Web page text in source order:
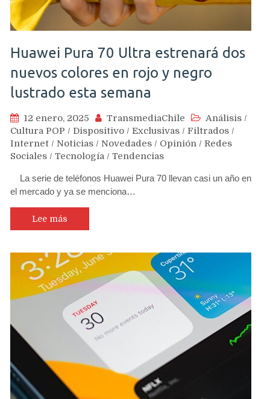
Huawei Pura 70 Ultra estrenará dos
nuevos colores en rojo y negro
lustrado esta semana
12 enero, 2025 TransmediaChile Análisis /
Cultura POP / Dispositivo / Exclusivas / Filtrados /
Internet / Noticias / Novedades / Opinión / Redes
Sociales / Tecnología / Tendencias
La serie de teléfonos Huawei Pura 70 llevan casi un año en
el mercado y ya se menciona…
Lee más